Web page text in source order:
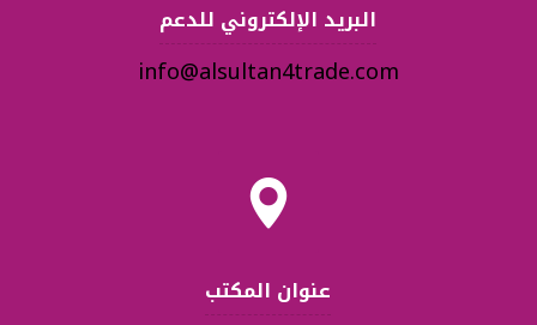
البريد الإلكتروني للدعم
info@alsultan4trade.com
عنوان المكتب